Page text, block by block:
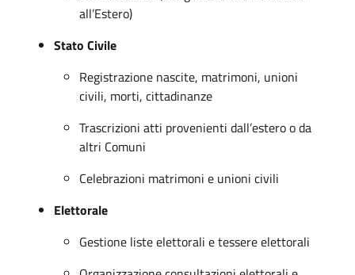
all’Estero)
Stato Civile
Registrazione nascite, matrimoni, unioni
civili, morti, cittadinanze
Trascrizioni atti provenienti dall’estero o da
altri Comuni
Celebrazioni matrimoni e unioni civili
Elettorale
Gestione liste elettorali e tessere elettorali